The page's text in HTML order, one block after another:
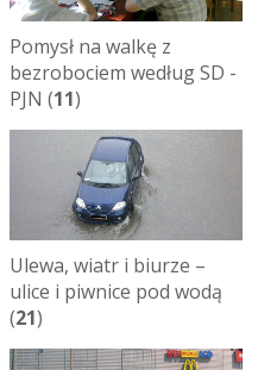
Pomysł na walkę z
bezrobociem według SD -
PJN (11)
Ulewa, wiatr i biurze –
ulice i piwnice pod wodą
(21)